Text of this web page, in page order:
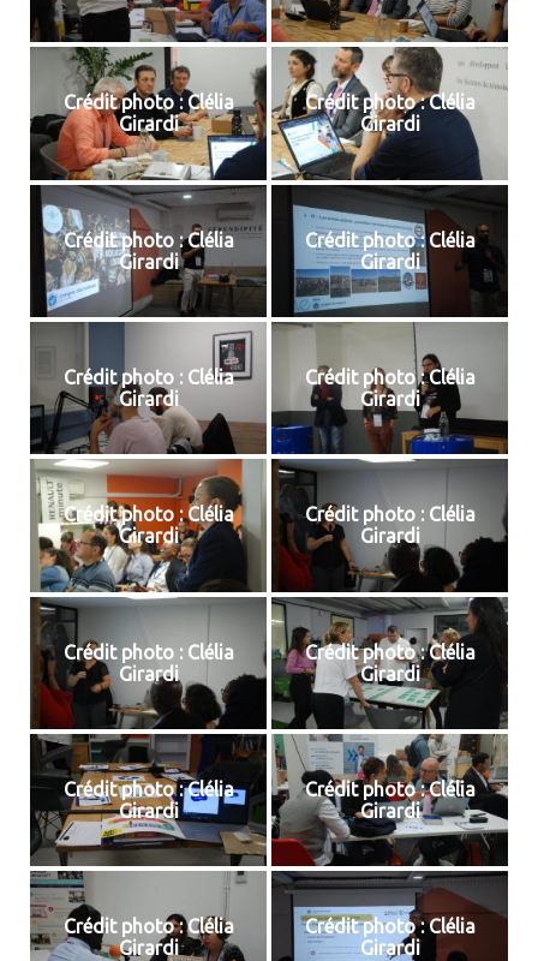
Crédit photo : Clélia
Girardi
Crédit photo : Clélia
Girardi
Crédit photo : Clélia
Girardi
Crédit photo : Clélia
Girardi
Crédit photo : Clélia
Girardi
Crédit photo : Clélia
Girardi
Crédit photo : Clélia
Girardi
Crédit photo : Clélia
Girardi
Crédit photo : Clélia
Girardi
Crédit photo : Clélia
Girardi
Crédit photo : Clélia
Girardi
Crédit photo : Clélia
Girardi
Crédit photo : Clélia
Girardi
Crédit photo : Clélia
Girardi